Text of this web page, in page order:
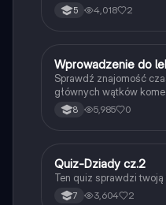
5 4,018 2
WJęzyk polski
Wprowadzenie do
Sprawdź znajomość
głównych wątków
8 5,985 0
QJęzyk polski
Quiz-Dziady cz.2
Ten quiz sprawdzi
7 3,604 2